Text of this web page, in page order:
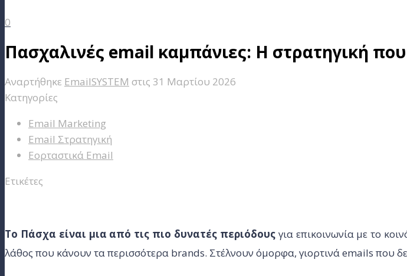
0
Πασχαλινές email καμπάνιες: Η στρατηγική
Αναρτήθηκε EmailSYSTEM στις 31 Μαρτίου 2026
Κατηγορίες
Email Marketing
Email Στρατηγική
Εορταστικά Email
Ετικέτες
Το Πάσχα είναι μια από τις πιο δυνατές περιόδουςγια επικοινωνία με το
λάθος που κάνουν τα περισσότερα brands. Στέλνουν όμορφα, γιορτινά emails που